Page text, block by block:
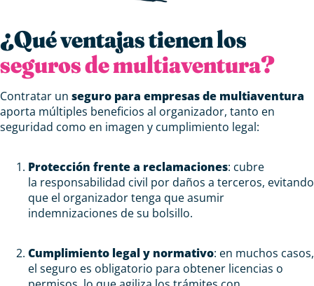
¿Qué ventajas tienen los
seguros de multiaventura?
Contratar un seguro para empresas de multiaventura
aporta múltiples beneficios al organizador, tanto en
seguridad como en imagen y cumplimiento legal:
Protección frente a reclamaciones: cubre
la responsabilidad civil por daños a terceros, evitando
que el organizador tenga que asumir
indemnizaciones de su bolsillo.
Cumplimiento legal y normativo: en muchos casos,
el seguro es obligatorio para obtener licencias o